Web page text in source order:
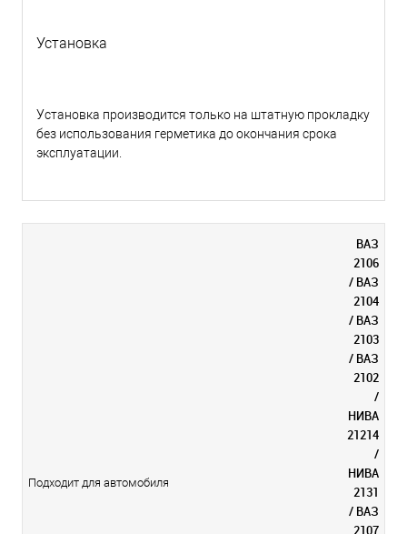
Установка
Установка производится только на штатную прокладку
без использования герметика до окончания срока
эксплуатации.
Подходит для автомобиля
ВАЗ
2106
/ ВАЗ
2104
/ ВАЗ
2103
/ ВАЗ
2102
/
НИВА
21214
/
НИВА
2131
/ ВАЗ
2107